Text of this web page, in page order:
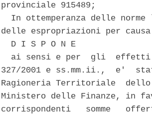
provinciale 915489;
In ottemperanza delle norme
delle espropriazioni per
  D I S P O N E
ai sensi e per  gli
327/2001 e ss.mm.ii.,  e'
Ragioneria Territoriale
Ministero delle Finanze, in
corrispondenti   somme